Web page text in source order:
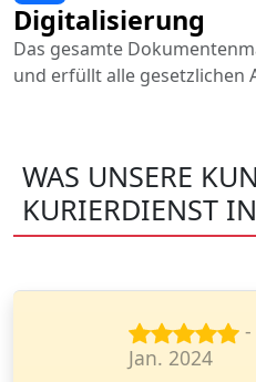
Digitalisierung
Das gesamte
und erfüllt alle gesetzlichen
WAS UNSERE
KURIERDIENST
Dez. 2024